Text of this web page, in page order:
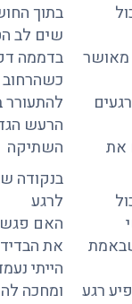
מאושר
את
רגע
בתוך
שים לב
בדממה
להתעורר
הרעש
השתיקה
בנקודה
לרגע
האם
את
הייתי
ומחכה לה